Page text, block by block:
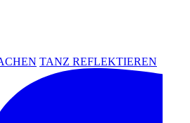
TANZ REFLEKTIEREN